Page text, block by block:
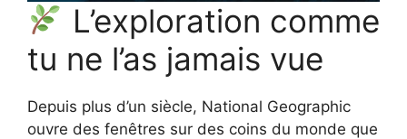
L’exploration comme
tu ne l’as jamais vue
Depuis plus d’un siècle, National Geographic
ouvre des fenêtres sur des coins du monde que